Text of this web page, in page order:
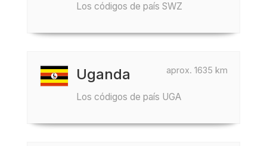
Los códigos de país SWZ
aprox. 1635 km
Uganda
Los códigos de país UGA